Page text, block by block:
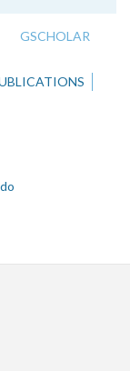
GSCHOLAR